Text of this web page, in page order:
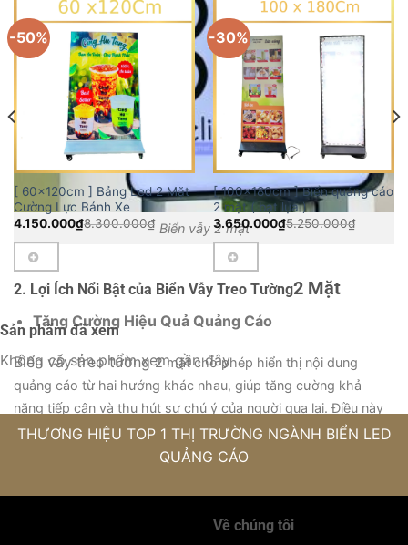
Biển vẫy 2 mặt
2. Lợi Ích Nổi Bật của Biển Vẫy Treo Tường2 Mặt
Tăng Cường Hiệu Quả Quảng Cáo
Biển vẫy treo tường2 mặtcho phép hiển thị nội dung
quảng cáo từ hai hướng khác nhau, giúp tăng cường khả
năng tiếp cận và thu hút sự chú ý của người qua lại. Điều này
đặc biệt quan trọng tại các khu vực có lưu lượng người qua lại
cao như trung tâm thương mại, ngã tư đường phố, nơi biển
-50%
[ 60x120cm ] Bảng Led 2 Mặt
Cường Lực Bánh Xe
4.150.000₫8.300.000₫
-30%
[ 100x180cm ] Biển quảng cáo
2 mặt ( bạt lụa )
3.650.000₫5.250.000₫
Sản phẩm đã xem
Không có sản phẩm xem gần đây
THƯƠNG HIỆU TOP 1 THỊ TRƯỜNG NGÀNH BIỂN LED
QUẢNG CÁO
Về chúng tôi